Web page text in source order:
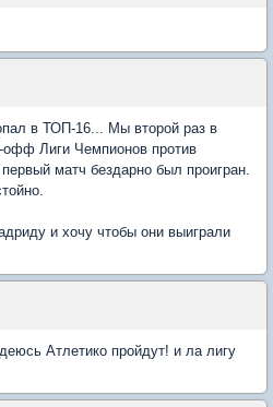
в ТОП-16... Мы второй раз в
офф Лиги Чемпионов против
матч бездарно был проигран.
и хочу чтобы они выиграли
Атлетико пройдут! и ла лигу